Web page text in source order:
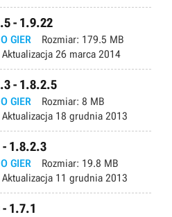
- 1.9.22
GIER Rozmiar: 179.5 MB
Aktualizacja 26 marca 2014
- 1.8.2.5
GIER Rozmiar: 8 MB
Aktualizacja 18 grudnia 2013
- 1.8.2.3
GIER Rozmiar: 19.8 MB
Aktualizacja 11 grudnia 2013
1.7.1